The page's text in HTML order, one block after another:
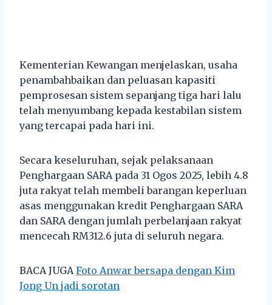
Kementerian Kewangan menjelaskan, usaha
penambahbaikan dan peluasan kapasiti
pemprosesan sistem sepanjang tiga hari lalu
telah menyumbang kepada kestabilan sistem
yang tercapai pada hari ini.
Secara keseluruhan, sejak pelaksanaan
Penghargaan SARA pada 31 Ogos 2025, lebih 4.8
juta rakyat telah membeli barangan keperluan
asas menggunakan kredit Penghargaan SARA
dan SARA dengan jumlah perbelanjaan rakyat
mencecah RM312.6 juta di seluruh negara.
BACA JUGA Foto Anwar bersapa dengan Kim
Jong Un jadi sorotan